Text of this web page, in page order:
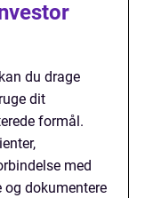
du drage
dit
formål.
med
og dokumentere